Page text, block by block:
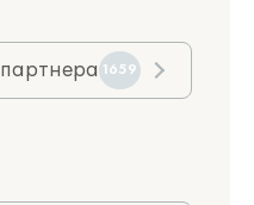
1659